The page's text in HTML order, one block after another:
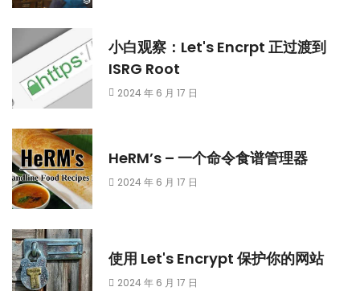
小白观察：Let's Encrpt 正过渡到
ISRG Root
2024 年 6 月 17 日
HeRM’s – 一个命令食谱管理器
2024 年 6 月 17 日
使用 Let's Encrypt 保护你的网站
2024 年 6 月 17 日